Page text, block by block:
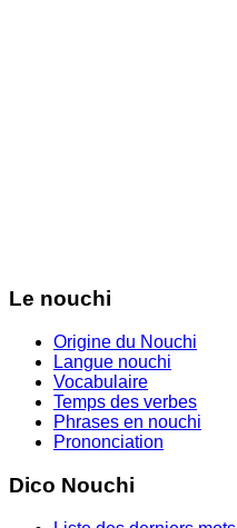
Le nouchi
Origine du Nouchi
Langue nouchi
Vocabulaire
Temps des verbes
Phrases en nouchi
Prononciation
Dico Nouchi